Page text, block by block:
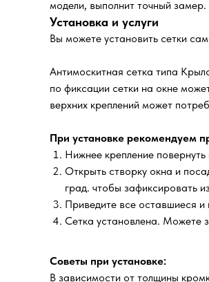
модели, выполнит точный
Установка и услуги
Вы можете установить сетки
Антимоскитная сетка типа
по фиксации сетки на окне
верхних креплений может
При установке рекомендуем
Нижнее крепление
Открыть створку окна и
град. чтобы зафиксировать
Приведите все оставшиеся
Сетка установлена. Можете
Советы при установке:
В зависимости от толщины